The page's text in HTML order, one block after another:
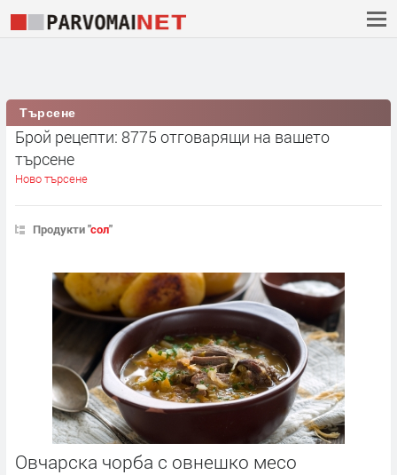
Търсене
Брой рецепти: 8775 отговарящи на вашето
търсене
Ново търсене
Продукти "сол"
Овчарска чорба с овнешко месо